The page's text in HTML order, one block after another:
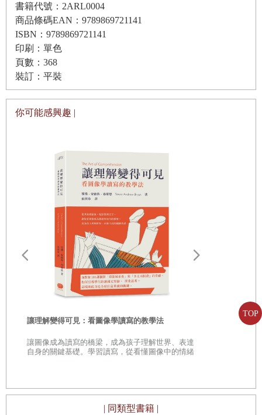
TOP
福斯曼割開了自己的血管，拿起導管尖的那一頭，悄悄
塞入血管。在那時，才發現血管裡是沒有痛覺神經的。
導管已經就要穿過手肘抵達肩膀了，越過肩膀一路下行
到右心房……
第六章 生命的律動
當年僅二十七歲的吉本和妻子瑪莉，開始收集其他實驗
且必須超乎想像地溫和又有力量……
第七章 科學怪人法蘭根斯坦的怪物
尚威一切準備妥當，羅爾也就位準備進行手術。羅爾小
心翼翼將心臟從受體犬的體內切下，放到
供體犬體內移除心臟，每個步驟都得花上幾分鐘。接
著，他將供體犬的心臟縫進受體犬的體內……
第八章 核能心臟
迪貝基一直朝一個方向努力──打造一顆人工心臟，能裝
進任何一個為心臟疾病所苦的人體內、可以經年甚至永
未來讓百萬甚至數十億男女長壽的祕密……
湯瑪斯、阿拉姆和他們的團隊研究世界各地的木乃伊，
結果發現狩獵採集者的血管狀況， 比農業生活者更差，
來，於是將年僅十一歲的他，送去巴爾的摩當修鞋學
徒。故事原本可能就這麼結束了，但是並沒有，小威廉
斯決定前往威斯康辛州。他在那裡找到了理髮店的工
作，店老闆有意幫助他完成高中學業。在學校他表現得
院，他成功入學，再一次脫穎而出。他是該學程第一位
一八八三年，脫胎換骨的威廉斯醫生，在芝加哥的
密西根大道開了一家小診所。他也在西北大學教授解剖
學，同時在芝加哥鐵路公司擔任醫生，後來也到基督教
孤兒院看診。當時在芝加哥，連同他在內只有四位非裔
美籍醫生，而他的表現格外亮眼，執業不過六年，一八
八九年便被指派至伊利諾州衛生署任職。然而威廉斯想
獻身於比起這座城市及他的自我還更高遠的事務。他發
得到較差的照護。他也觀察到，由於醫院和大學裡的種
族歧視，非裔美籍的醫生和護士很難獲得訓練和工作機
會。非裔美籍青年面對的挑戰從來不曾消失。正巧此
助。他的妹妹艾瑪．雷諾斯向芝加哥好幾家醫院提出護
士受訓申請（她是第一個試圖申請的非裔美籍人士），
書籍代號：2ARL0004
商品條碼EAN：9789869721141
ISBN：9789869721141
印刷：單色
頁數：368
裝訂：平裝
你可能感興趣 |
讓理解變得可見：看圖像學讀寫的教學法
讓圖像成為讀寫的橋梁，成為孩子理解世界、表達
自身的關鍵基礎。學習讀寫，從看懂圖像中的情緒
山毛櫸生命
次，聽樹自
| 同類型書籍 |